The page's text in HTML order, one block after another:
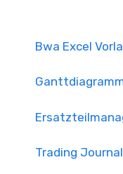
Bwa Excel
Trading